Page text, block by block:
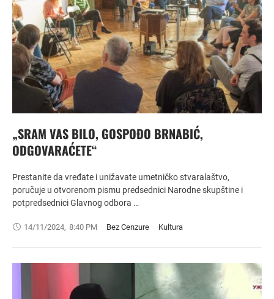
„SRAM VAS BILO, GOSPOĐO BRNABIĆ,
ODGOVARAĆETE“
Prestanite da vređate i unižavate umetničko stvaralaštvo,
poručuje u otvorenom pismu predsednici Narodne skupštine i
potpredsednici Glavnog odbora …
14/11/2024, 8:40 PM Bez Cenzure Kultura